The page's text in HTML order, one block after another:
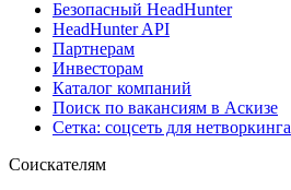
Безопасный HeadHunter
HeadHunter API
Партнерам
Инвесторам
Каталог компаний
Поиск по вакансиям в Аскизе
Сетка: соцсеть для нетворкинга
Соискателям